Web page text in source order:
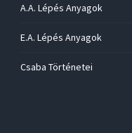
A.A. Lépés Anyagok
E.A. Lépés Anyagok
Csaba Történetei